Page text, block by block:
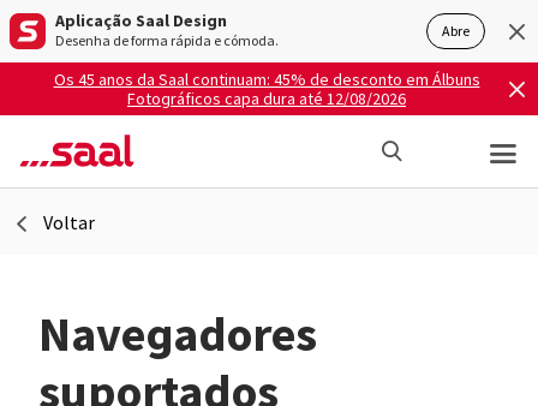
Aplicação Saal Design
Desenha de forma rápida e cómoda. Abre
Os 45 anos da Saal continuam: 45% de desconto em Álbuns
Fotográficos capa dura até 12/08/2026
Voltar
Navegadores
suportados